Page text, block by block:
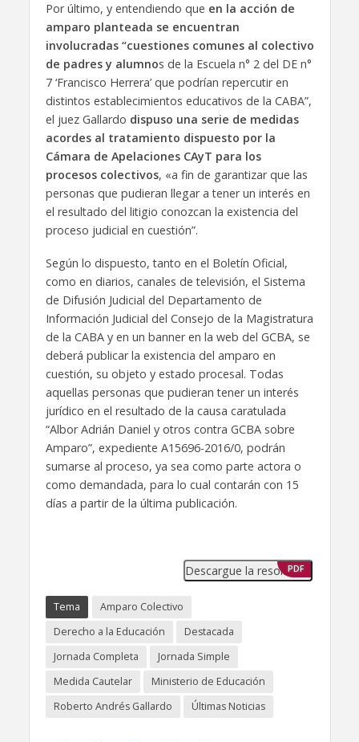
Por último, y entendiendo que en la acción de
amparo planteada se encuentran
involucradas “cuestiones comunes al colectivo
de padres y alumnos de la Escuela n° 2 del DE n°
7 ‘Francisco Herrera’ que podrían repercutir en
distintos establecimientos educativos de la CABA”,
el juez Gallardo dispuso una serie de medidas
acordes al tratamiento dispuesto por la
Cámara de Apelaciones CAyT para los
procesos colectivos, «a fin de garantizar que las
personas que pudieran llegar a tener un interés en
el resultado del litigio conozcan la existencia del
proceso judicial en cuestión”.
Según lo dispuesto, tanto en el Boletín Oficial,
como en diarios, canales de televisión, el Sistema
de Difusión Judicial del Departamento de
Información Judicial del Consejo de la Magistratura
de la CABA y en un banner en la web del GCBA, se
deberá publicar la existencia del amparo en
cuestión, su objeto y estado procesal. Todas
aquellas personas que pudieran tener un interés
jurídico en el resultado de la causa caratulada
“Albor Adrián Daniel y otros contra GCBA sobre
Amparo”, expediente A15696-2016/0, podrán
sumarse al proceso, ya sea como parte actora o
como demandada, para lo cual contarán con 15
días a partir de la última publicación.
Descargue la resolución
PDF
Tema
Amparo Colectivo
Derecho a la Educación
Destacada
Jornada Completa
Jornada Simple
Medida Cautelar
Ministerio de Educación
Roberto Andrés Gallardo
Últimas Noticias